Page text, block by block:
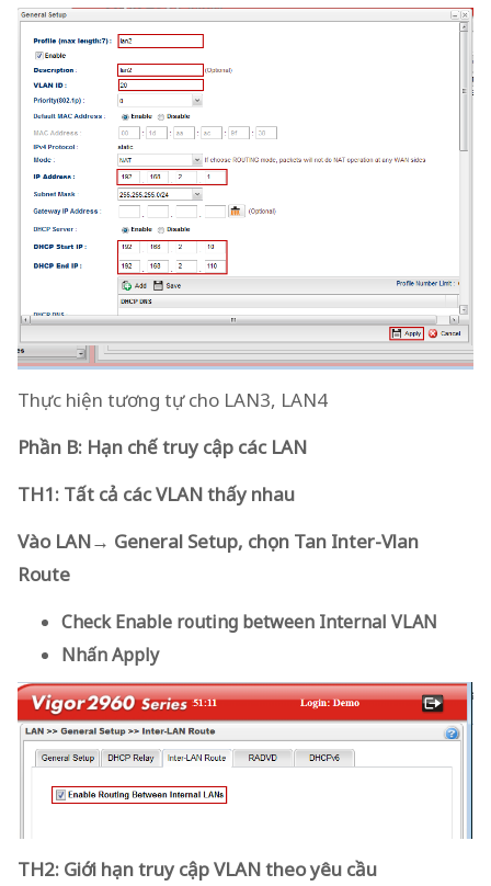
Thực hiện tương tự cho LAN3, LAN4
Phần B: Hạn chế truy cập các LAN
TH1: Tất cả các VLAN thấy nhau
Vào LAN→ General Setup, chọn Tan Inter-Vlan
Route
CheckEnable routing between Internal VLAN
NhấnApply
TH2: Giới hạn truy cập VLAN theo yêu cầu